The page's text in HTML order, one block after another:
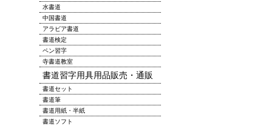
水書道
中国書道
アラビア書道
書道検定
ペン習字
寺書道教室
書道習字用具用品販売・通販
書道セット
書道筆
書道用紙・半紙
書道ソフト